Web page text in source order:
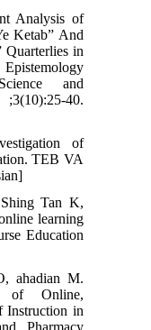
Analysis of
Ketab” And
Quarterlies in
and
;3(10):25-40.
of
TEB VA
Tan K,
learning
Education
ahadian M.
of Online,
Instruction in
Pharmacy